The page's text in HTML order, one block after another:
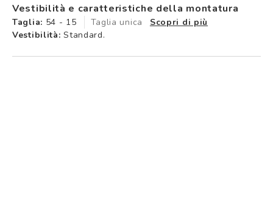
Vestibilità e caratteristiche della montatura
Taglia: 54 - 15 Taglia unica
Scopri di più
Vestibilità: Standard.